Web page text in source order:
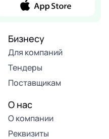
Бизнесу
Для компаний
Тендеры
Поставщикам
О нас
О компании
Реквизиты